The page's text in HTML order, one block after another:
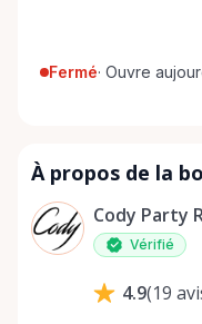
Fermé· Ouvre
Mercredi
Jeudi
Vendredi
Dimanche
À propos de la
Cody Party
Vérifié
4.9(19